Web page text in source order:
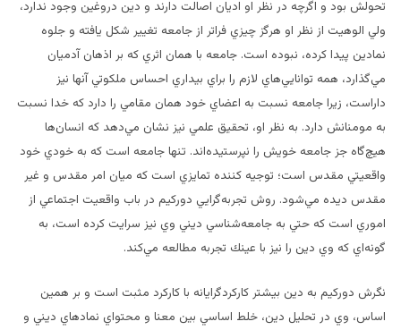
تحولش بود و اگرچه در نظر او اديان اصالت دارند و دين دروغين وجود ندارد،
ولي الوهيت از نظر او هرگز چيزي فراتر از جامعه تغيير شكل يافته و جلوه
نمادين پيدا كرده، نبوده است. جامعه با همان اثري كه بر اذهان آدميان
مي‌گذارد، همه توانايي‌هاي لازم را براي بيداري احساس ملكوتي آنها نيز
داراست، زيرا جامعه نسبت به اعضاي خود همان مقامي را دارد كه خدا نسبت
به مومنانش دارد. به نظر او، تحقيق علمي نيز نشان مي‌دهد كه انسان‌ها
هيچ‌گاه جز جامعه خويش را نپرستيده‌اند. تنها جامعه است كه به خودي خود
واقعيتي مقدس است؛ توجيه كننده تمايزي است كه ميان امر مقدس و غير
مقدس ديده مي‌شود. روش تجربه‌گرايي دوركيم در باب واقعيت اجتماعي از
اموري است كه حتي به جامعه‌شناسي ديني وي نيز سرايت كرده است، به
گونه‌اي كه وي دين را نيز با عينك تجربه مطالعه مي‌كند.
نگرش دوركيم به دين بيشتر كاركردگرايانه با كاركرد مثبت است و بر همين
اساس، وي در تحليل دين، خلط اساسي بين معنا و محتواي نمادهاي ديني و